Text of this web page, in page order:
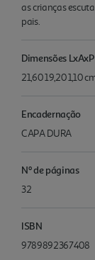
as crianças
pais.
Dimensões LxAxP
21,60 19,20 1,10
Encadernação
CAPA DURA
Nº de páginas
32
ISBN
9789892367408